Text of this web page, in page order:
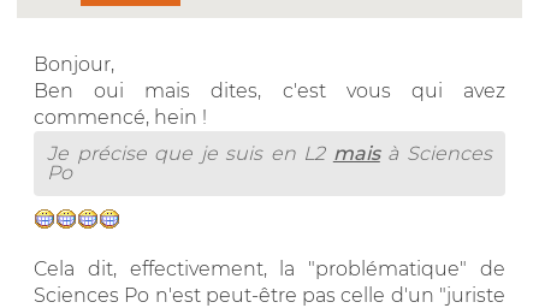
Bonjour,
Ben oui mais dites, c'est vous qui avez
commencé, hein !
Je précise que je suis en L2 maisà Sciences
Po
Cela dit, effectivement, la "problématique" de
Sciences Po n'est peut-être pas celle d'un "juriste